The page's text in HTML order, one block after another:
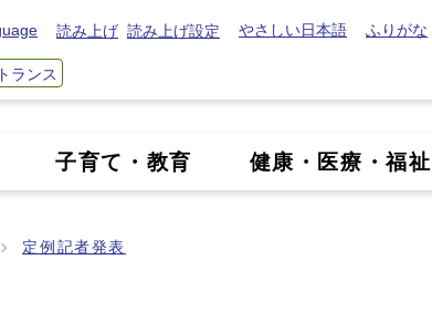
読み上げ 読み上げ設定 やさしい日本語 ふりがな
ランス
子育て・教育 健康・医療・福祉
定例記者発表